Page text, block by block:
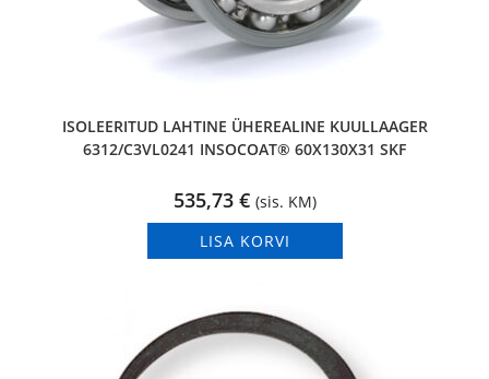
ISOLEERITUD LAHTINE ÜHEREALINE KUULLAAGER
6312/C3VL0241 INSOCOAT® 60X130X31 SKF
535,73 € (sis. KM)
LISA KORVI